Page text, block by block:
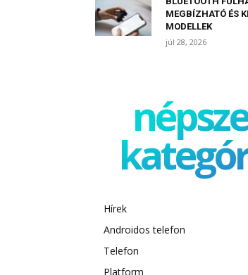
MEGBÍZHATÓ ÉS
MODELLEK
júl 28, 2026
Hírek
Androidos telefon
Telefon
Platform